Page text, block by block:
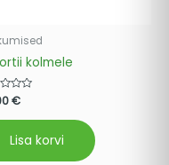
kolmele
€
Lisa korvi